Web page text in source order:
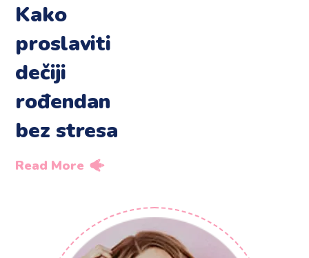
Kako
proslaviti
dečiji
rođendan
bez stresa
Read More